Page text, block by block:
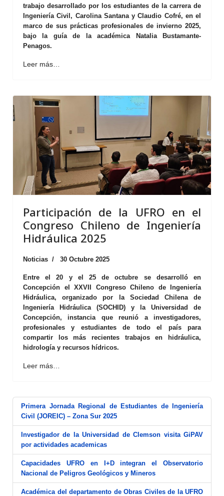
trabajo desarrollado por los estudiantes de la carrera de
Ingeniería Civil, Carolina Santana y Claudio Cofré, en el
marco de sus prácticas profesionales de invierno 2025,
bajo la guía de la académica Natalia Bustamante-
Penagos.
Leer más…
Participación de la UFRO en el
Congreso Chileno de Ingeniería
Hidráulica 2025
Noticias 30 Octubre 2025
Entre el 20 y el 25 de octubre se desarrolló en
Concepción el XXVII Congreso Chileno de Ingeniería
Hidráulica, organizado por la Sociedad Chilena de
Ingeniería Hidráulica (SOCHID) y la Universidad de
Concepción, instancia que reunió a investigadores,
profesionales y estudiantes de todo el país para
compartir los más recientes trabajos en hidráulica,
hidrología y recursos hídricos.
Leer más…
Primera Jornada Regional de Estudiantes de Ingeniería
Civil (JOREIC) – Zona Sur 2025
Investigador de la Universidad de Clemson visita GiPAV
por actividades academicas
Capacidades UFRO en I+D integran el Observatorio
Nacional de Peligros Geológicos y Mineros
Académica del departamento de Obras Civiles de la UFRO